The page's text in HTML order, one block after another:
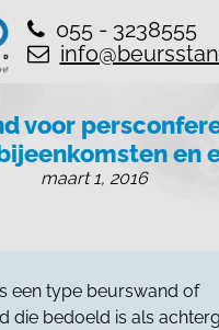
055 - 3238555
voor
en
maart 1, 2016
een type beurswand of
die bedoeld is als